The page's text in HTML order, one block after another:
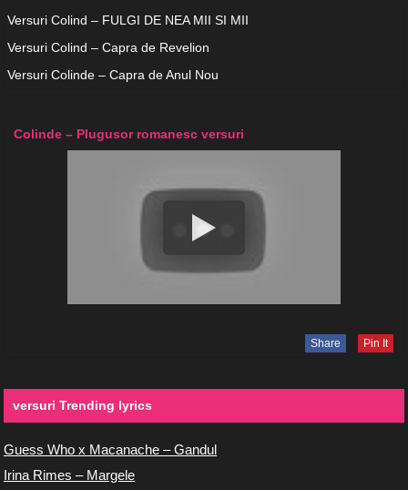
Versuri Colind – FULGI DE NEA MII SI MII
Versuri Colind – Capra de Revelion
Versuri Colinde – Capra de Anul Nou
Colinde – Plugusor romanesc versuri
Share Pin It
versuri Trending lyrics
Guess Who x Macanache – Gandul
Irina Rimes – Margele